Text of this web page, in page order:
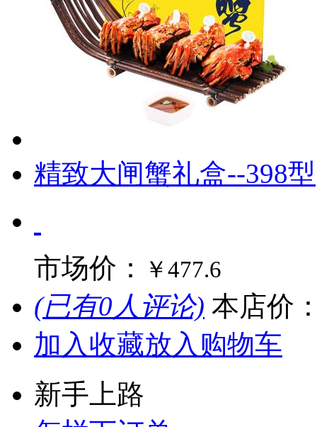
精致大闸蟹礼盒--398型
市场价： ￥477.6
(已有0人评论) 本店价
加入收藏放入购物车
新手上路